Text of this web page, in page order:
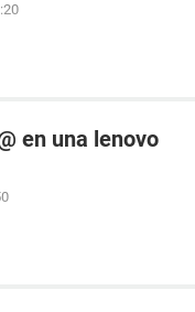
en una lenovo